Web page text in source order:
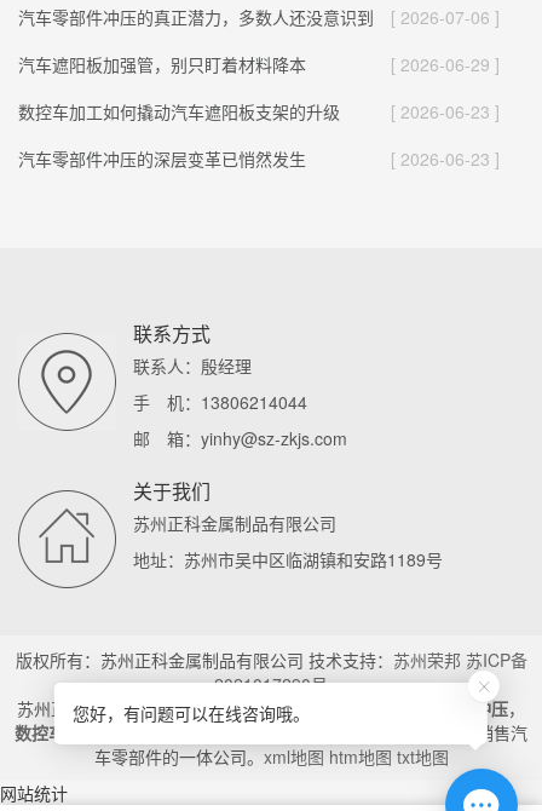
汽车零部件冲压的真正潜力，多数人还没意识到
[ 2026-07-06 ]
汽车遮阳板加强管，别只盯着材料降本
[ 2026-06-29 ]
数控车加工如何撬动汽车遮阳板支架的升级
[ 2026-06-23 ]
汽车零部件冲压的深层变革已悄然发生
[ 2026-06-23 ]
联系方式
联系人：殷经理
手 机：13806214044
邮 箱：yinhy@sz-zkjs.com
关于我们
苏州正科金属制品有限公司
地址：苏州市吴中区临湖镇和安路1189号
版权所有：苏州正科金属制品有限公司 技术支持： 苏州荣邦 苏ICP备
2021017290号
苏州正科金属制品有限公司主营汽车遮阳板支架 汽车零部件冲压，
数控车加工
是一家拥有先进精密五金制造技术,自主研发生产与销售汽
车零部件的一体公司。 xml地图 htm地图 txt地图
网站统计
您好，有问题可以在线咨询哦。